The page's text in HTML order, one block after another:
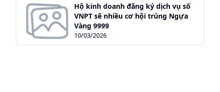
Hộ kinh doanh đăng ký dịch vụ số
VNPT sẽ nhiều cơ hội trúng Ngựa
Vàng 9999
10/03/2026